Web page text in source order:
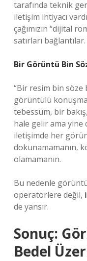
tarafında teknik
iletişim ihtiyacı
çağımızın “dijital
satırları bağlantılar.
Bir Görüntü Bin
“Bir resim bin söze
görüntülü
tebessüm, bir
hale gelir ama yine
iletişimde her
dokunamamanın,
olamamanın.
Bu nedenle
operatörlere değil,
de yansır.
Sonuç:
Bedel